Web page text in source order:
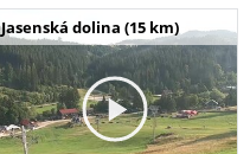
Jasenská dolina (15 km)